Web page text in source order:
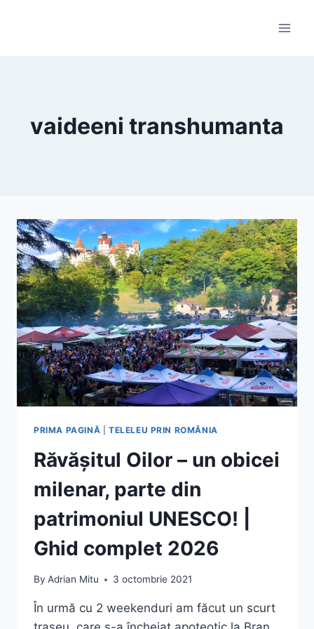
vaideeni transhumanta
PRIMA PAGINĂ TELELEU PRIN ROMÂNIA
Răvășitul Oilor – un obicei
milenar, parte din
patrimoniul UNESCO! |
Ghid complet 2026
By Adrian Mitu 3 octombrie 2021
În urmă cu 2 weekenduri am făcut un scurt